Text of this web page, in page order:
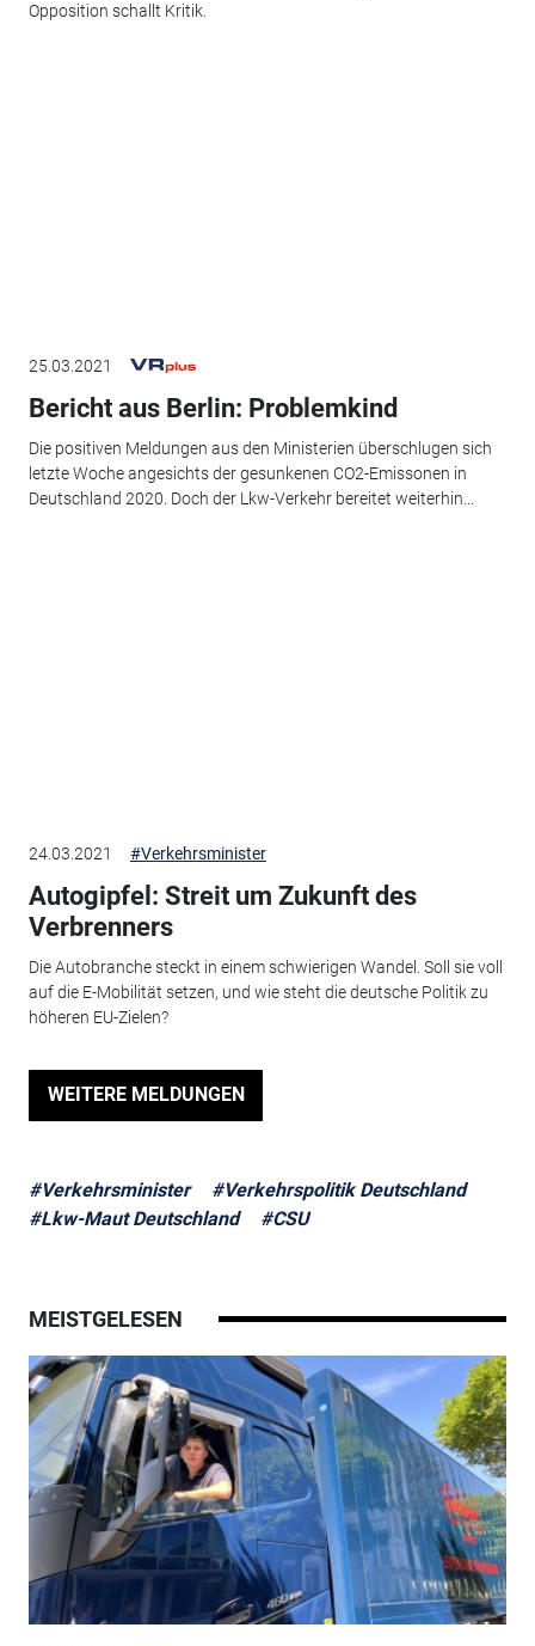
Opposition schallt Kritik.
25.03.2021
Bericht aus Berlin: Problemkind
Die positiven Meldungen aus den Ministerien überschlugen sich
letzte Woche angesichts der gesunkenen CO2-Emissonen in
Deutschland 2020. Doch der Lkw-Verkehr bereitet weiterhin...
24.03.2021 #Verkehrsminister
Autogipfel: Streit um Zukunft des
Verbrenners
Die Autobranche steckt in einem schwierigen Wandel. Soll sie voll
auf die E-Mobilität setzen, und wie steht die deutsche Politik zu
höheren EU-Zielen?
WEITERE MELDUNGEN
#Verkehrsminister
#Verkehrspolitik Deutschland
#Lkw-Maut Deutschland
#CSU
MEISTGELESEN